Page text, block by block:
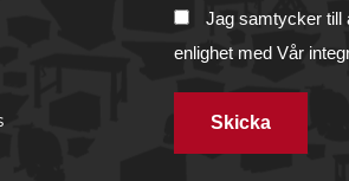
Jag samtycker till
enlighet med Vår
Skicka